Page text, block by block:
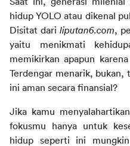
hidup YOLO atau dikenal
Disitat dari liputan6.com,
yaitu menikmati
memikirkan apapun
Terdengar menarik, bukan,
ini aman secara finansial?
Jika kamu
fokusmu hanya untuk
hidup seperti ini